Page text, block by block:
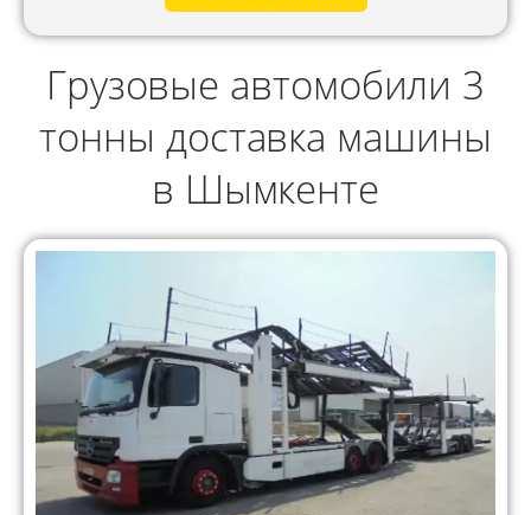
Грузовые автомобили 3
тонны доставка машины
в Шымкенте